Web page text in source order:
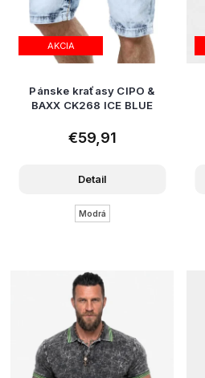
AKCIA
Pánske kraťasy CIPO &
BAXX CK268 ICE BLUE
€59,91
Detail
Modrá